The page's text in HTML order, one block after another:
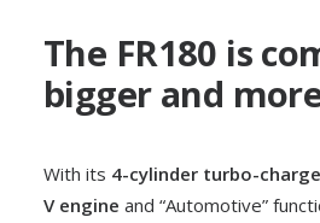
The FR180 is
bigger and
With its 4-cylinder turbo-
V engine and “Automotive”